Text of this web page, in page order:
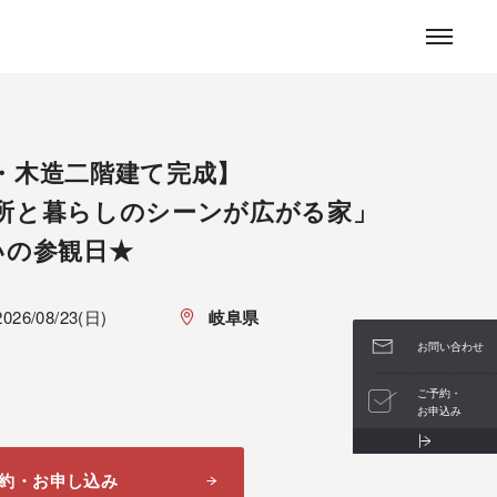
木造二階建て完成】
と暮らしのシーンが広がる家」
参観日★
08/23(日) 岐阜県
・お申し込み
お問い合わせ
ご予約・
お申込み